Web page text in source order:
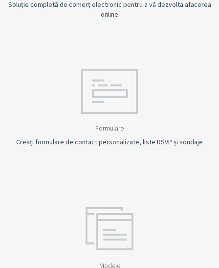
Soluție completă de comerț electronic pentru a vă dezvolta afacerea
online
Formulare
Creați formulare de contact personalizate, liste RSVP și sondaje
Modele